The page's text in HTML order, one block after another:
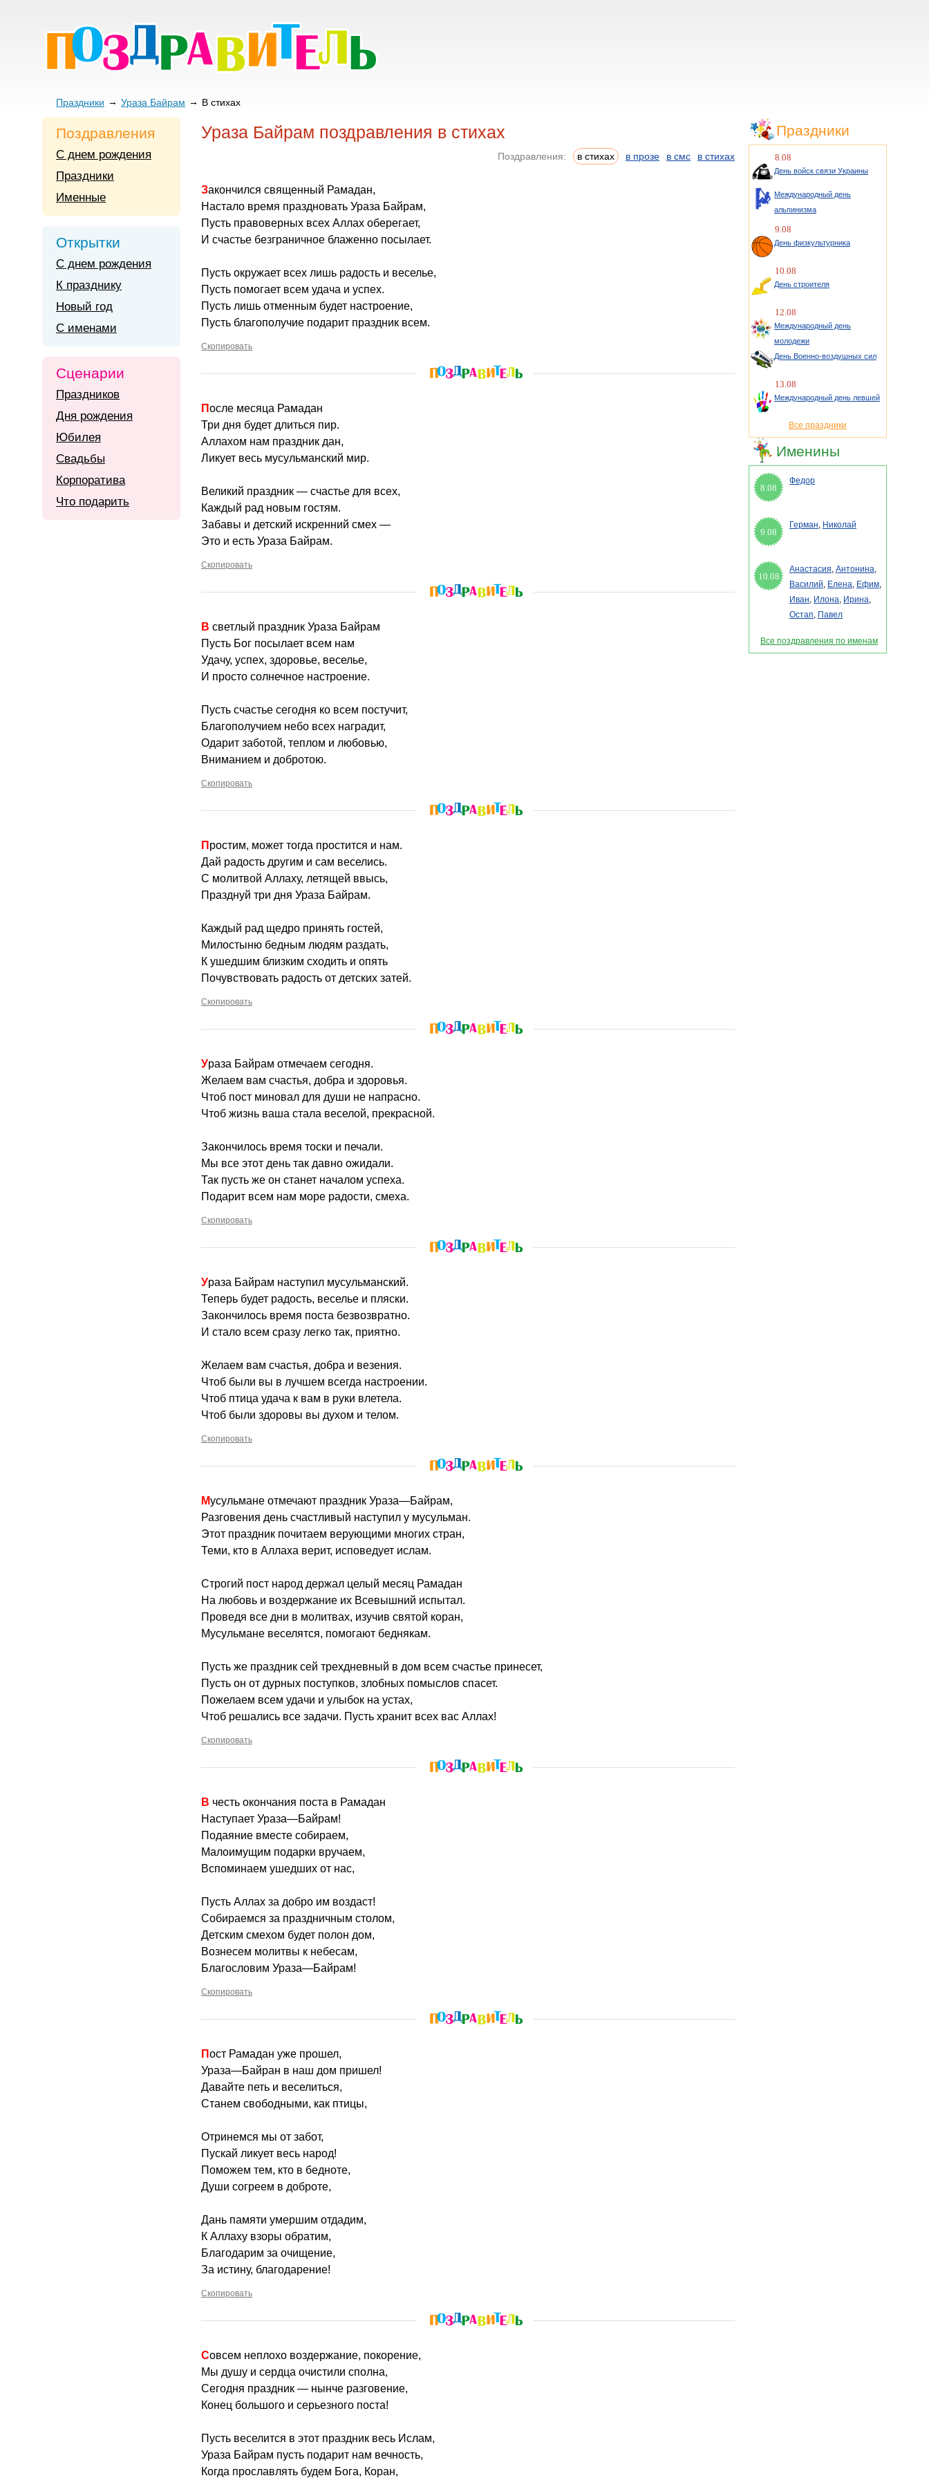
Праздники Ураза Байрам В стихах
Ураза Байрам поздравления в стихах
Поздравления: в стихах в прозе в смс в стихах
Закончился священный Рамадан,
Настало время праздновать Ураза Байрам,
Пусть правоверных всех Аллах оберегает,
И счастье безграничное блаженно посылает.
Пусть окружает всех лишь радость и веселье,
Пусть помогает всем удача и успех.
Пусть лишь отменным будет настроение,
Пусть благополучие подарит праздник всем.
Скопировать
После месяца Рамадан
Три дня будет длиться пир.
Аллахом нам праздник дан,
Ликует весь мусульманский мир.
Великий праздник — счастье для всех,
Каждый рад новым гостям.
Забавы и детский искренний смех —
Это и есть Ураза Байрам.
Скопировать
В светлый праздник Ураза Байрам
Пусть Бог посылает всем нам
Удачу, успех, здоровье, веселье,
И просто солнечное настроение.
Пусть счастье сегодня ко всем постучит,
Благополучием небо всех наградит,
Одарит заботой, теплом и любовью,
Вниманием и добротою.
Скопировать
Простим, может тогда простится и нам.
Дай радость другим и сам веселись.
С молитвой Аллаху, летящей ввысь,
Празднуй три дня Ураза Байрам.
Каждый рад щедро принять гостей,
Милостыню бедным людям раздать,
К ушедшим близким сходить и опять
Почувствовать радость от детских затей.
Скопировать
Ураза Байрам отмечаем сегодня.
Желаем вам счастья, добра и здоровья.
Чтоб пост миновал для души не напрасно.
Чтоб жизнь ваша стала веселой, прекрасной.
Закончилось время тоски и печали.
Мы все этот день так давно ожидали.
Так пусть же он станет началом успеха.
Подарит всем нам море радости, смеха.
Скопировать
Ураза Байрам наступил мусульманский.
Теперь будет радость, веселье и пляски.
Закончилось время поста безвозвратно.
И стало всем сразу легко так, приятно.
Желаем вам счастья, добра и везения.
Чтоб были вы в лучшем всегда настроении.
Чтоб птица удача к вам в руки влетела.
Чтоб были здоровы вы духом и телом.
Скопировать
Мусульмане отмечают праздник Ураза—Байрам,
Разговения день счастливый наступил у мусульман.
Этот праздник почитаем верующими многих стран,
Теми, кто в Аллаха верит, исповедует ислам.
Строгий пост народ держал целый месяц Рамадан
На любовь и воздержание их Всевышний испытал.
Проведя все дни в молитвах, изучив святой коран,
Мусульмане веселятся, помогают беднякам.
Пусть же праздник сей трехдневный в дом всем счастье принесет,
Пусть он от дурных поступков, злобных помыслов спасет.
Пожелаем всем удачи и улыбок на устах,
Чтоб решались все задачи. Пусть хранит всех вас Аллах!
Скопировать
В честь окончания поста в Рамадан
Наступает Ураза—Байрам!
Подаяние вместе собираем,
Малоимущим подарки вручаем,
Вспоминаем ушедших от нас,
Пусть Аллах за добро им воздаст!
Собираемся за праздничным столом,
Детским смехом будет полон дом,
Вознесем молитвы к небесам,
Благословим Ураза—Байрам!
Скопировать
Пост Рамадан уже прошел,
Ураза—Байран в наш дом пришел!
Давайте петь и веселиться,
Станем свободными, как птицы,
Отринемся мы от забот,
Пускай ликует весь народ!
Поможем тем, кто в бедноте,
Души согреем в доброте,
Дань памяти умершим отдадим,
К Аллаху взоры обратим,
Благодарим за очищение,
За истину, благодарение!
Скопировать
Совсем неплохо воздержание, покорение,
Мы душу и сердца очистили сполна,
Сегодня праздник — нынче разговение,
Конец большого и серьезного поста!
Пусть веселится в этот праздник весь Ислам,
Ураза Байрам пусть подарит нам вечность,
Когда прославлять будем Бога, Коран,
Поздравления
С днем рождения
Праздники
Именные
Открытки
С днем рождения
К празднику
Новый год
С именами
Сценарии
Праздников
Дня рождения
Юбилея
Свадьбы
Корпоратива
Что подарить
Праздники
8.08
День войск связи Украины
Международный день
альпинизма
9.08
День физкультурника
10.08
День строителя
12.08
Международный день
молодежи
День Военно-воздушных сил
13.08
Международный день левшей
Все праздники
Именины
8.08
Федор
9.08
Герман, Николай
10.08
Анастасия, Антонина,
Василий, Елена, Ефим,
Иван, Илона, Ирина,
Остап, Павел
Все поздравления по именам